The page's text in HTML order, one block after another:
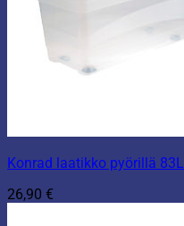
Konrad laatikko pyörillä 83L
26,90 €